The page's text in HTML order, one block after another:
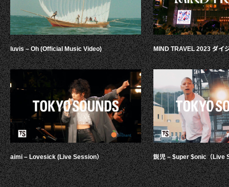
luvis – Oh (Official Music Video)
aimi – Lovesick (Live Session）
MIND TRAVEL 2023 ダイ
鋭児 – $uper $onic（Live